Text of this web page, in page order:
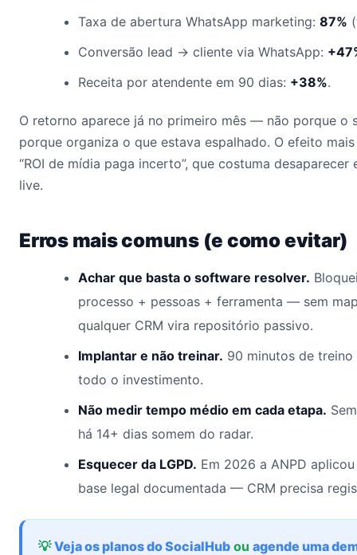
Taxa de abertura WhatsApp marketing: 87%
Conversão lead → cliente via WhatsApp:
Receita por atendente em 90 dias: +38%.
O retorno aparece já no primeiro mês — não porque o
porque organiza o que estava espalhado. O efeito
“ROI de mídia paga incerto”, que costuma
live.
Erros mais comuns (e como evitar)
Achar que basta o software resolver.
processo + pessoas + ferramenta — sem
qualquer CRM vira repositório passivo.
Implantar e não treinar. 90 minutos de
todo o investimento.
Não medir tempo médio em cada etapa.
há 14+ dias somem do radar.
Esquecer da LGPD. Em 2026 a ANPD
base legal documentada — CRM precisa
💡Veja os planos do SocialHub ou agende uma